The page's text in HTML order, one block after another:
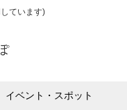
ています)
イベント・スポット